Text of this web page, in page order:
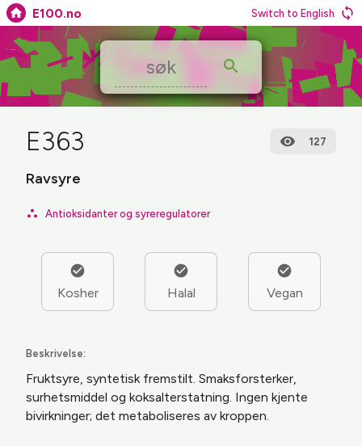
E100.no Switch to English
E363 127
Ravsyre
Antioksidanter og syreregulatorer
Kosher Halal Vegan
Beskrivelse:
Fruktsyre, syntetisk fremstilt. Smaksforsterker,
surhetsmiddel og koksalterstatning. Ingen kjente
bivirkninger; det metaboliseres av kroppen.